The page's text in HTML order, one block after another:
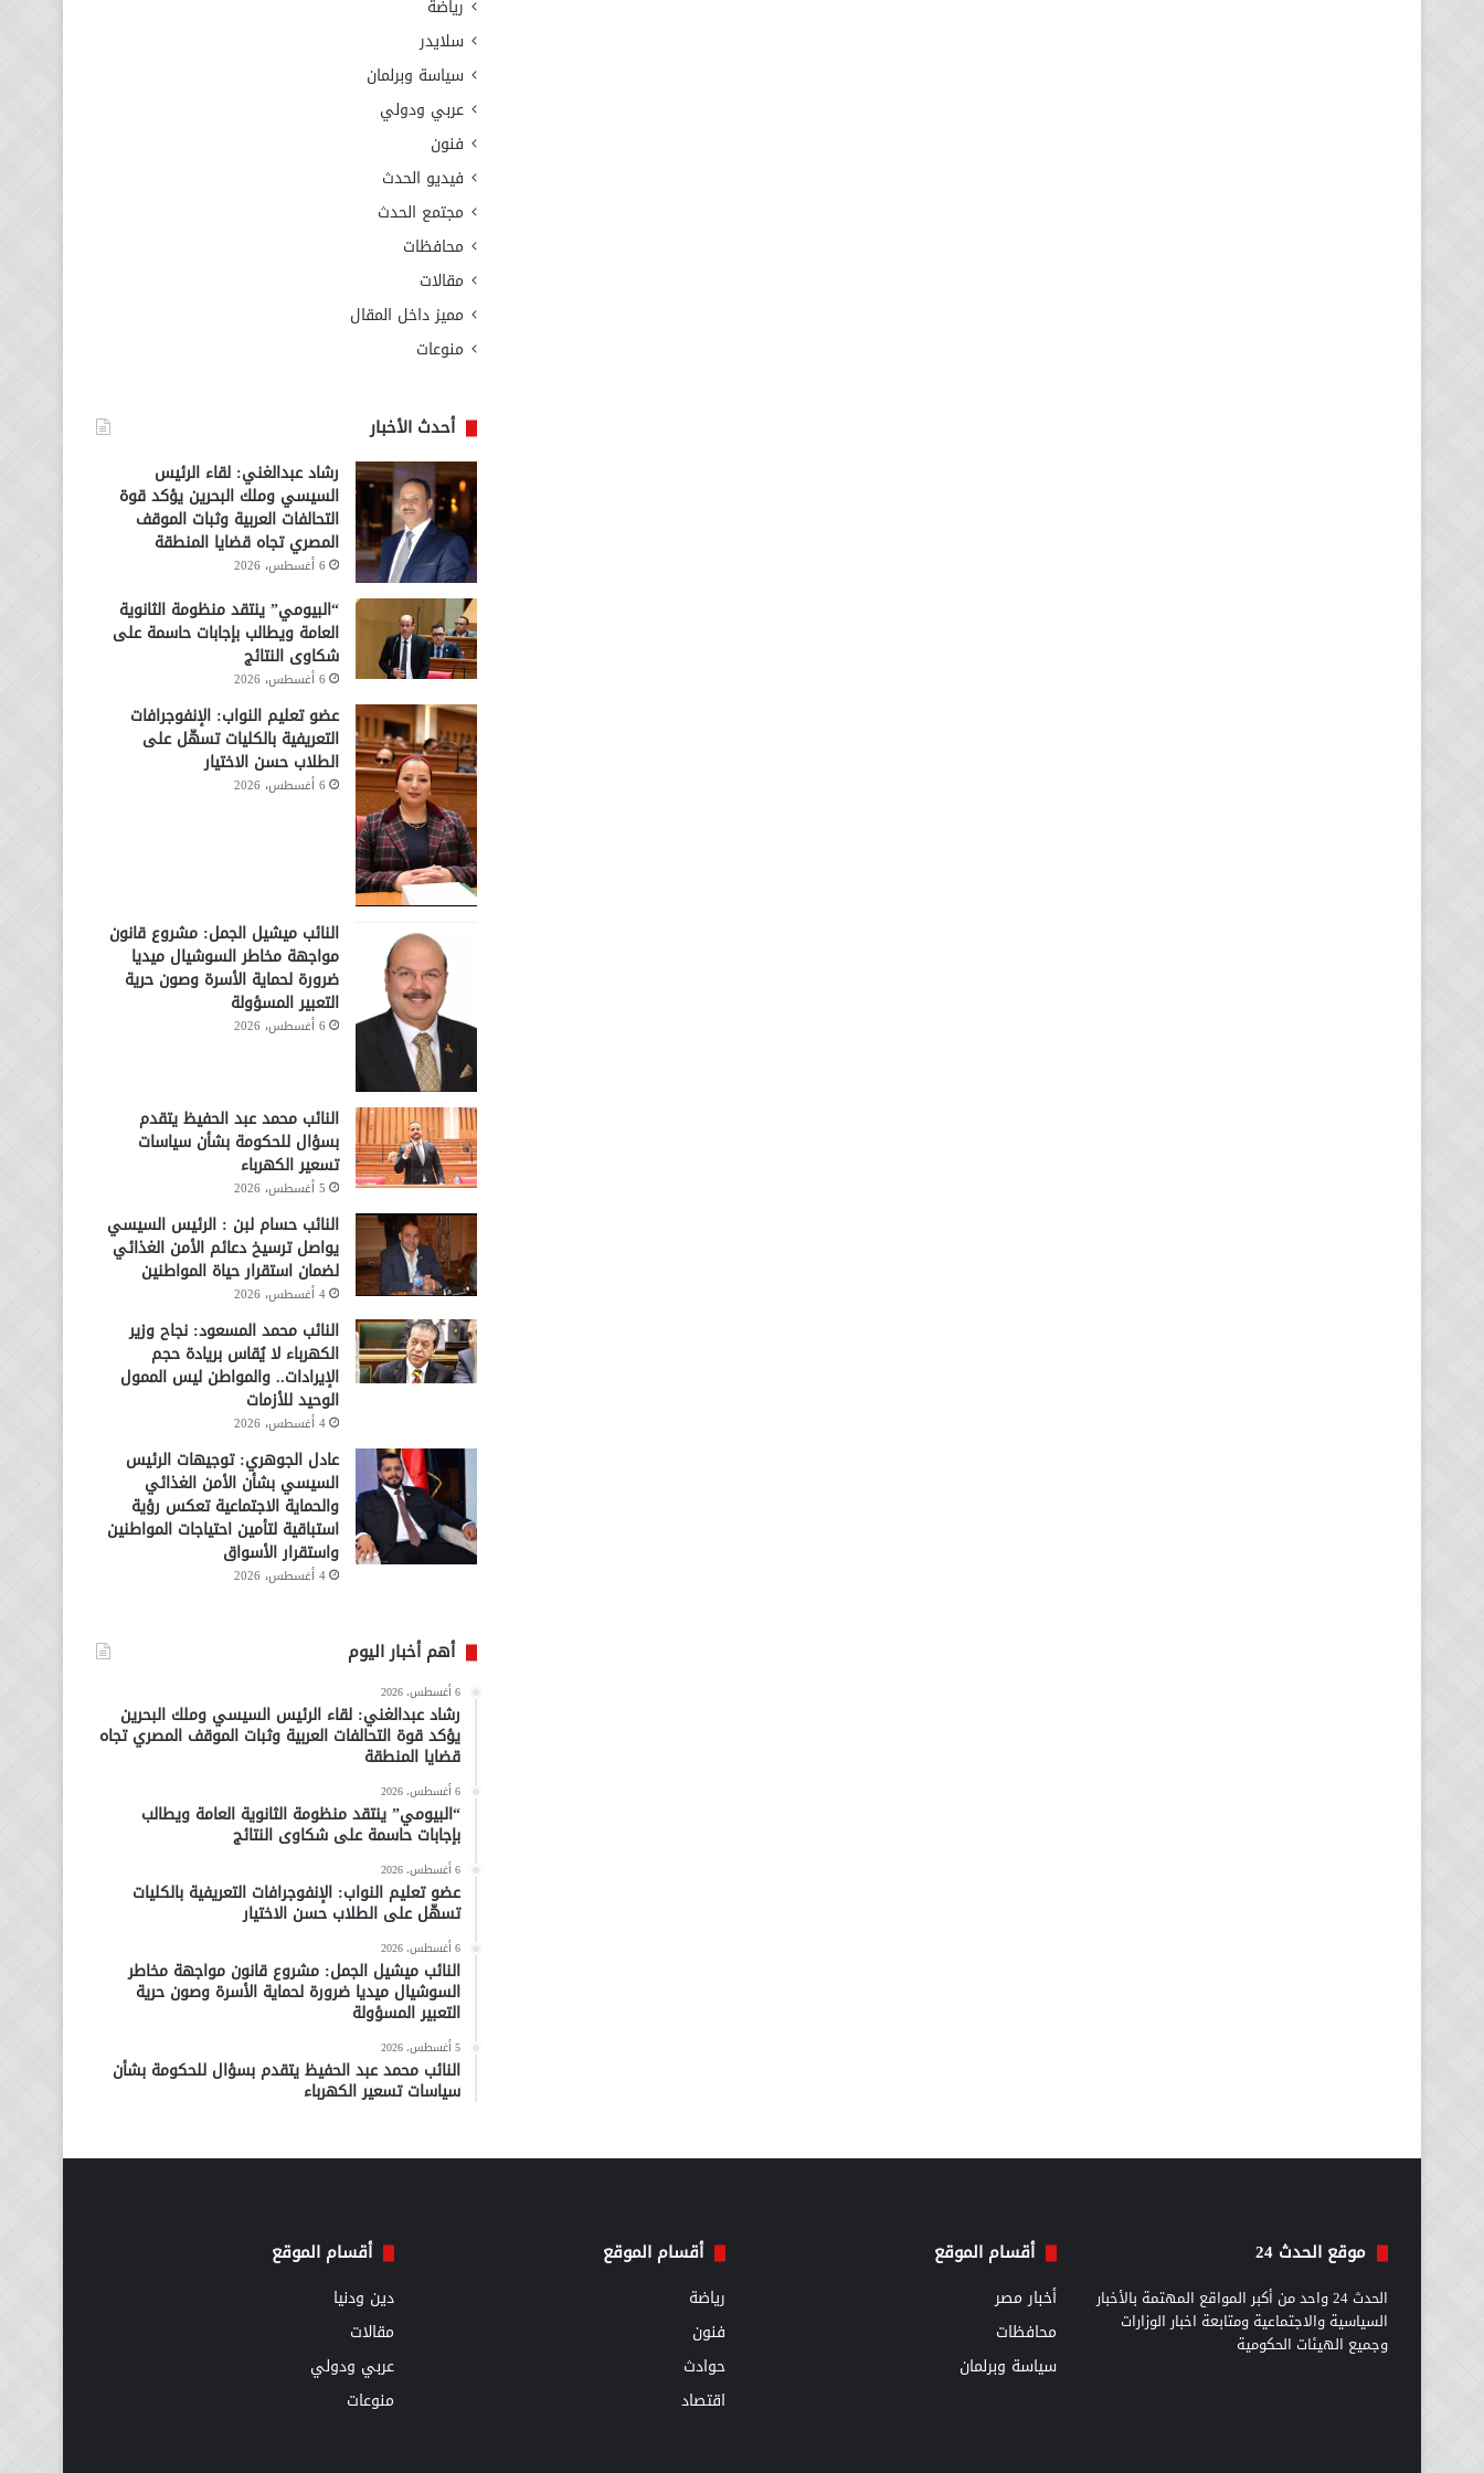
رياضة
سلايدر
سياسة وبرلمان
عربي ودولي
فنون
فيديو الحدث
مجتمع الحدث
محافظات
مقالات
مميز داخل المقال
منوعات
أحدث الأخبار
رشاد عبدالغني: لقاء الرئيس
السيسي وملك البحرين يؤكد قوة
التحالفات العربية وثبات الموقف
المصري تجاه قضايا المنطقة
6 أغسطس، 2026
“البيومي” ينتقد منظومة الثانوية
العامة ويطالب بإجابات حاسمة على
شكاوى النتائج
6 أغسطس، 2026
عضو تعليم النواب: الإنفوجرافات
التعريفية بالكليات تسهّل على
الطلاب حسن الاختيار
6 أغسطس، 2026
النائب ميشيل الجمل: مشروع قانون
مواجهة مخاطر السوشيال ميديا
ضرورة لحماية الأسرة وصون حرية
التعبير المسؤولة
6 أغسطس، 2026
النائب محمد عبد الحفيظ يتقدم
بسؤال للحكومة بشأن سياسات
تسعير الكهرباء
5 أغسطس، 2026
النائب حسام لبن : الرئيس السيسي
يواصل ترسيخ دعائم الأمن الغذائي
لضمان استقرار حياة المواطنين
4 أغسطس، 2026
النائب محمد المسعود: نجاح وزير
الكهرباء لا يُقاس بريادة حجم
الإيرادات.. والمواطن ليس الممول
الوحيد للأزمات
4 أغسطس، 2026
عادل الجوهري: توجيهات الرئيس
السيسي بشأن الأمن الغذائي
والحماية الاجتماعية تعكس رؤية
استباقية لتأمين احتياجات المواطنين
واستقرار الأسواق
4 أغسطس، 2026
أهم أخبار اليوم
6 أغسطس، 2026
رشاد عبدالغني: لقاء الرئيس السيسي وملك البحرين
يؤكد قوة التحالفات العربية وثبات الموقف المصري تجاه
قضايا المنطقة
6 أغسطس، 2026
“البيومي” ينتقد منظومة الثانوية العامة ويطالب
بإجابات حاسمة على شكاوى النتائج
6 أغسطس، 2026
عضو تعليم النواب: الإنفوجرافات التعريفية بالكليات
تسهّل على الطلاب حسن الاختيار
6 أغسطس، 2026
النائب ميشيل الجمل: مشروع قانون مواجهة مخاطر
السوشيال ميديا ضرورة لحماية الأسرة وصون حرية
التعبير المسؤولة
5 أغسطس، 2026
النائب محمد عبد الحفيظ يتقدم بسؤال للحكومة بشأن
سياسات تسعير الكهرباء
موقع الحدث 24
الحدث 24 واحد من أكبر المواقع المهتمة بالأخبار
السياسية والاجتماعية ومتابعة اخبار الوزارات
وجميع الهيئات الحكومية
أقسام الموقع
أخبار مصر
محافظات
سياسة وبرلمان
أقسام الموقع
رياضة
فنون
حوادث
اقتصاد
أقسام الموقع
دين ودنيا
مقالات
عربي ودولي
منوعات